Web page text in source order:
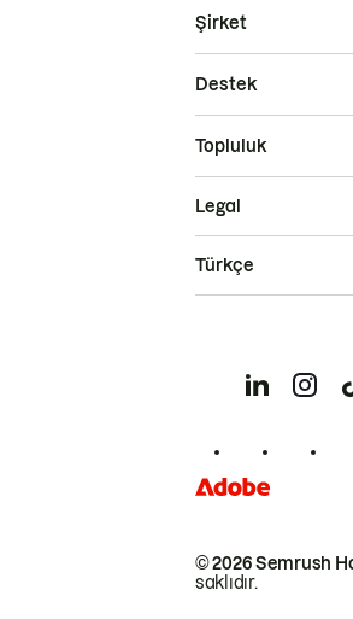
Şirket
Destek
Topluluk
© 2026 Semrush
saklıdır.
Legal
Türkçe